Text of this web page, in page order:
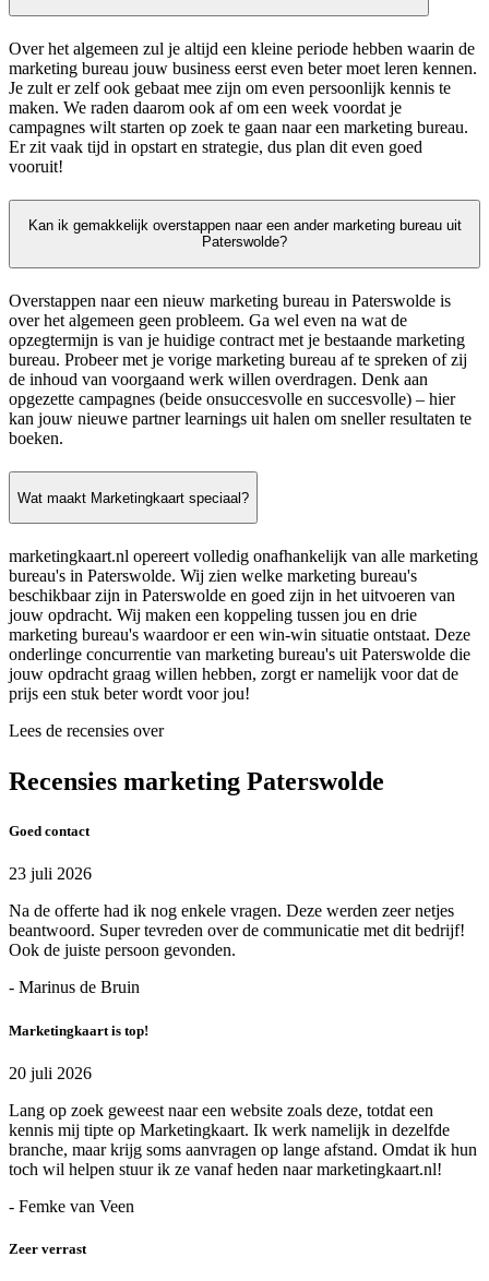
Over het algemeen zul je altijd een kleine periode hebben waarin de
marketing bureau jouw business eerst even beter moet leren kennen.
Je zult er zelf ook gebaat mee zijn om even persoonlijk kennis te
maken. We raden daarom ook af om een week voordat je
campagnes wilt starten op zoek te gaan naar een marketing bureau.
Er zit vaak tijd in opstart en strategie, dus plan dit even goed
vooruit!
Kan ik gemakkelijk overstappen naar een ander marketing bureau uit
Paterswolde?
Overstappen naar een nieuw marketing bureau in Paterswolde is
over het algemeen geen probleem. Ga wel even na wat de
opzegtermijn is van je huidige contract met je bestaande marketing
bureau. Probeer met je vorige marketing bureau af te spreken of zij
de inhoud van voorgaand werk willen overdragen. Denk aan
opgezette campagnes (beide onsuccesvolle en succesvolle) – hier
kan jouw nieuwe partner learnings uit halen om sneller resultaten te
boeken.
Wat maakt Marketingkaart speciaal?
marketingkaart.nl opereert volledig onafhankelijk van alle marketing
bureau's in Paterswolde. Wij zien welke marketing bureau's
beschikbaar zijn in Paterswolde en goed zijn in het uitvoeren van
jouw opdracht. Wij maken een koppeling tussen jou en drie
marketing bureau's waardoor er een win-win situatie ontstaat. Deze
onderlinge concurrentie van marketing bureau's uit Paterswolde die
jouw opdracht graag willen hebben, zorgt er namelijk voor dat de
prijs een stuk beter wordt voor jou!
Lees de recensies over
Recensies marketing Paterswolde
Goed contact
23 juli 2026
Na de offerte had ik nog enkele vragen. Deze werden zeer netjes
beantwoord. Super tevreden over de communicatie met dit bedrijf!
Ook de juiste persoon gevonden.
- Marinus de Bruin
Marketingkaart is top!
20 juli 2026
Lang op zoek geweest naar een website zoals deze, totdat een
kennis mij tipte op Marketingkaart. Ik werk namelijk in dezelfde
branche, maar krijg soms aanvragen op lange afstand. Omdat ik hun
toch wil helpen stuur ik ze vanaf heden naar marketingkaart.nl!
- Femke van Veen
Zeer verrast